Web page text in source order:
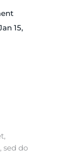
15,
sed do